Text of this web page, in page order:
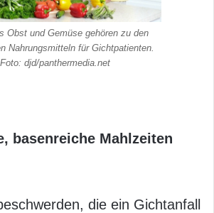
Obst und Gemüse gehören zu den
Nahrungsmitteln für Gichtpatienten.
Foto: djd/panthermedia.net
basenreiche Mahlzeiten
die ein Gichtanfall